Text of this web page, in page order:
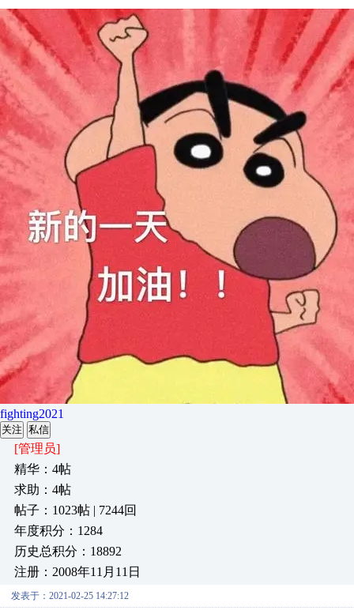
fighting2021
关注 私信
[管理员]
精华：4帖
求助：4帖
帖子：1023帖 | 7244回
年度积分：1284
历史总积分：18892
注册：2008年11月11日
发表于：2021-02-25 14:27:12